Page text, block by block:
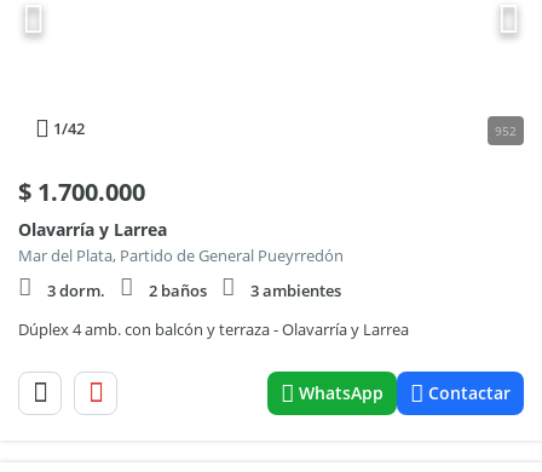
1/42 952
$ 1.700.000
Olavarría y Larrea
Mar del Plata, Partido de General Pueyrredón
3 dorm.
2 baños
3 ambientes
Dúplex 4 amb. con balcón y terraza - Olavarría y Larrea
WhatsApp Contactar